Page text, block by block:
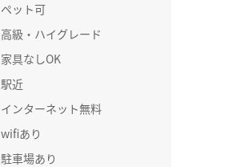
ペット可
高級・ハイグレード
家具なしOK
駅近
インターネット無料
wifiあり
駐車場あり